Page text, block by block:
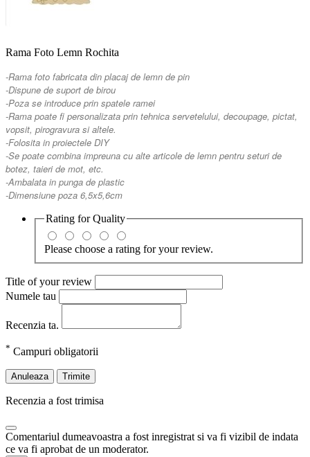
Rama Foto Lemn Rochita
-Rama foto fabricata din placaj de lemn de pin
-Dispune de suport de birou
-Poza se introduce prin spatele ramei
-Rama poate fi personalizata prin tehnica servetelului, decoupage, pictat,
vopsit, pirogravura si altele.
-Folosita in proiectele DIY
-Se poate combina impreuna cu alte articole de lemn pentru seturi de
botez, taieri de mot, etc.
-Ambalata in punga de plastic
-Dimensiune poza 6,5x5,6cm
Rating forQuality
Please choose a rating for your review.
Title of your review
Numele tau
Recenzia ta.
* Campuri obligatorii
Anuleaza Trimite
Recenzia a fost trimisa
Comentariul dumeavoastra a fost inregistrat si va fi vizibil de indata
ce va fi aprobat de un moderator.